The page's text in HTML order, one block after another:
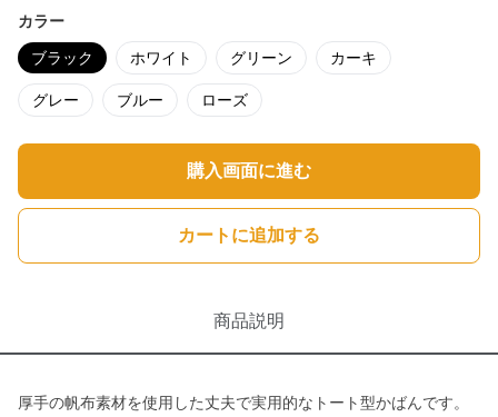
カラー
ブラック ホワイト グリーン カーキ
グレー ブルー ローズ
購入画面に進む
カートに追加する
商品説明
厚手の帆布素材を使用した丈夫で実用的なトート型かばんです。